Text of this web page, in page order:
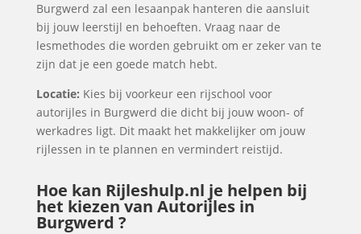
Burgwerd zal een lesaanpak hanteren die aansluit
bij jouw leerstijl en behoeften. Vraag naar de
lesmethodes die worden gebruikt om er zeker van te
zijn dat je een goede match hebt.
Locatie: Kies bij voorkeur een rijschool voor
autorijles in Burgwerd die dicht bij jouw woon- of
werkadres ligt. Dit maakt het makkelijker om jouw
rijlessen in te plannen en vermindert reistijd.
Hoe kan Rijleshulp.nl je helpen bij
het kiezen van Autorijles in
Burgwerd ?